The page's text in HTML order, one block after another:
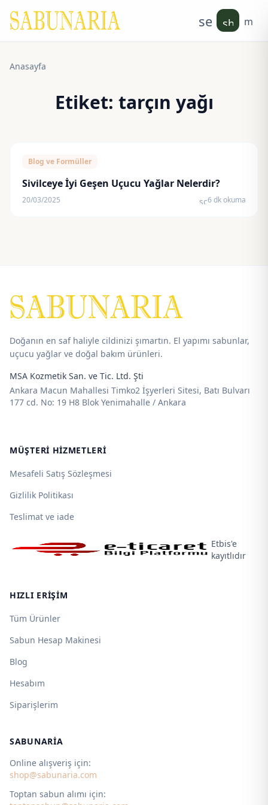
search
Anasayfa
Etiket: tarçın yağı
Blog ve Formüller
Sivilceye İyi Geşen Uçucu Yağlar Nelerdir?
20/03/2025 schedule
6 dk okuma
Doğanın en saf haliyle cildinizi şımartın. El yapımı sabunlar,
uçucu yağlar ve doğal bakım ürünleri.
MSA Kozmetik San. ve Tic. Ltd. Şti
Ankara Macun Mahallesi Timko2 İşyerleri Sitesi, Batı Bulvarı
177 cd. No: 19 H8 Blok Yenimahalle / Ankara
MÜŞTERI HIZMETLERI
Mesafeli Satış Sözleşmesi
Gizlilik Politikası
Teslimat ve iade
Etbis'e
kayıtlıdır
HIZLI ERIŞIM
Tüm Ürünler
Sabun Hesap Makinesi
Blog
Hesabım
Siparişlerim
SABUNARIA
Online alışveriş için:
shop@sabunaria.com
Toptan sabun alımı için: